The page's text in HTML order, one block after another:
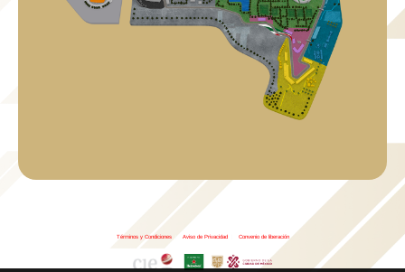
Términos y Condiciones| Aviso de Privacidad| Convenio de liberación